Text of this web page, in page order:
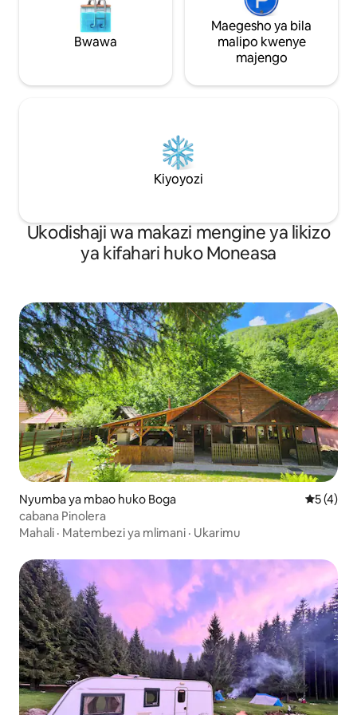
Bwawa
Maegesho ya bila
malipo kwenye
majengo
Kiyoyozi
Ukodishaji wa makazi mengine ya likizo
ya kifahari huko Moneasa
Nyumba ya mbao huko Boga
5 (4)
cabana Pinolera
Mahali · Matembezi ya mlimani · Ukarimu